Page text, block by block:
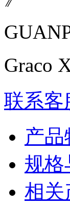
Graco
联系客
产品
规格
相关